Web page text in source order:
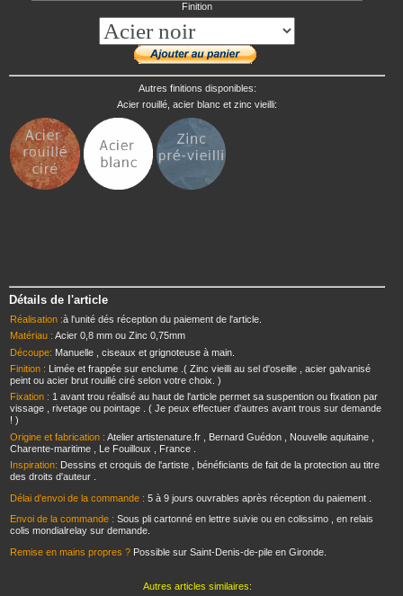
Finition
Autres finitions disponibles:
Acier rouillé, acier blanc et zinc vieilli:
Détails de l'article
Réalisation :à l'unité dés réception du paiement de l'article.
Matériau : Acier 0,8 mm ou Zinc 0,75mm
Découpe: Manuelle , ciseaux et grignoteuse à main.
Finition : Limée et frappée sur enclume .( Zinc vieilli au sel d'oseille , acier galvanisé
peint ou acier brut rouillé ciré selon votre choix. )
Fixation : 1 avant trou réalisé au haut de l'article permet sa suspention ou fixation par
vissage , rivetage ou pointage . ( Je peux effectuer d'autres avant trous sur demande
! )
Origine et fabrication : Atelier artistenature.fr , Bernard Guédon , Nouvelle aquitaine ,
Charente-maritime , Le Fouilloux , France .
Inspiration: Dessins et croquis de l'artiste , bénéficiants de fait de la protection au titre
des droits d'auteur .
Délai d'envoi de la commande : 5 à 9 jours ouvrables après réception du paiement .
Envoi de la commande : Sous pli cartonné en lettre suivie ou en colissimo , en relais
colis mondialrelay sur demande.
Remise en mains propres ? Possible sur Saint-Denis-de-pile en Gironde.
Autres articles similaires: